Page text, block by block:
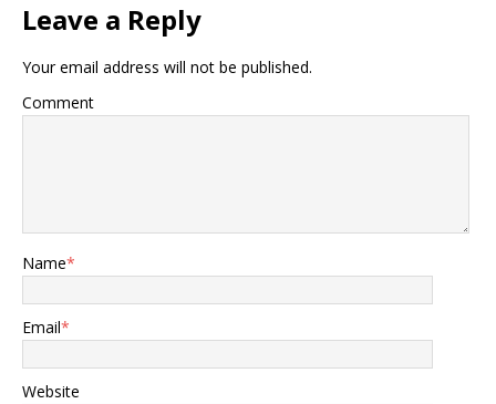
Leave a Reply
Your email address will not be published.
Comment
Name*
Email*
Website